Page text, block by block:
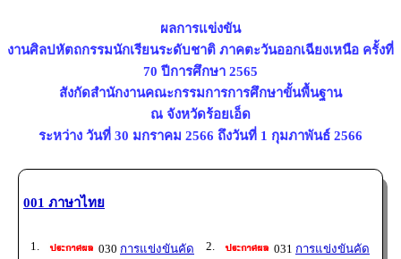
ผลการแข่งขัน
งานศิลปหัตถกรรมนักเรียนระดับชาติ ภาคตะวันออกเฉียงเหนือ ครั้งที่
70 ปีการศึกษา 2565
สังกัดสำนักงานคณะกรรมการการศึกษาขั้นพื้นฐาน
ณ จังหวัดร้อยเอ็ด
ระหว่าง วันที่ 30 มกราคม 2566 ถึงวันที่ 1 กุมภาพันธ์ 2566
001 ภาษาไทย
1. 030 การแข่งขันคัด
2. 031 การแข่งขันคัด